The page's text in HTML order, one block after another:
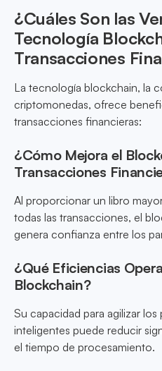
¿Cuáles Son las
Tecnología
Transacciones
La tecnología blockchain, la
criptomonedas, ofrece
transacciones financieras:
¿Cómo Mejora el
Transacciones
Al proporcionar un libro
todas las transacciones, el
genera confianza entre los
¿Qué Eficiencias
Blockchain?
Su capacidad para agilizar
inteligentes puede reducir
el tiempo de procesamiento.